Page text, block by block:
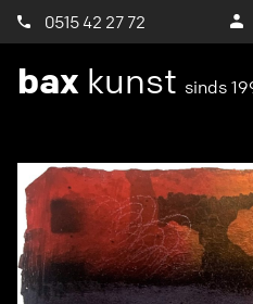
0515 42 27 72
bax kunst sinds